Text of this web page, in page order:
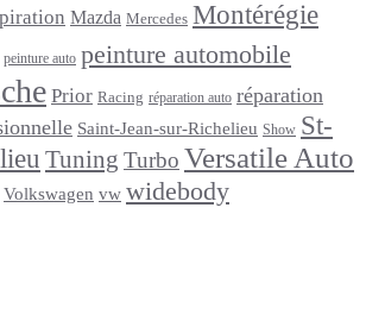
Mazda Mercedes Montérégie
peinture auto peinture automobile
Prior Racing réparation auto réparation
Saint-Jean-sur-Richelieu Show St-
Tuning Turbo Versatile Auto
Volkswagen vw widebody